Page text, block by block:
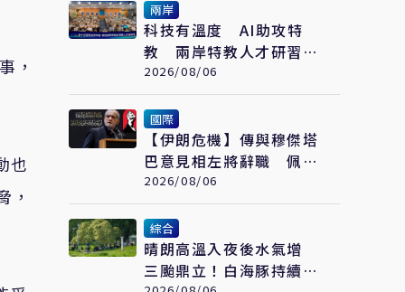
，
也
，
兩岸
科技有溫度 AI助攻特
教 兩岸特教人才研習營
福州登場
2026/08/06
國際
【伊朗危機】傳與穆傑塔
巴意見相左將辭職 佩澤
希齊揚闢謠堅稱會繼續總
統職務
2026/08/06
綜合
晴朗高溫入夜後水氣增
三颱鼎立！白海豚持續西